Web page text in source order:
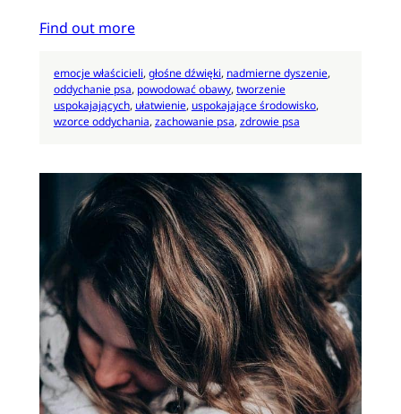
Find out more
emocje właścicieli, głośne dźwięki, nadmierne dyszenie
oddychanie psa, powodować obawy, tworzenie
uspokajających, ułatwienie, uspokajające środowisko
wzorce oddychania, zachowanie psa, zdrowie psa